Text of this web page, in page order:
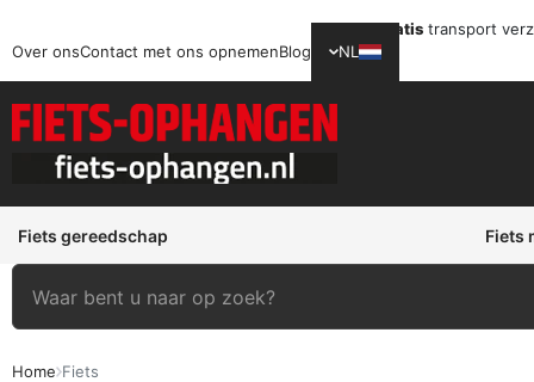
Gratis transport
Over onsContact met ons opnemenBlog NL
Fiets gereedschap Fiets
Home Fiets